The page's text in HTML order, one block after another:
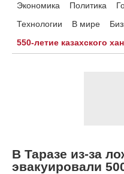
Экономика Политика
Технологии
В мире
550-летие казахского
В Таразе из-за
эвакуировали